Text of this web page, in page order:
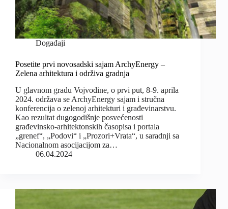
Događaji
Posetite prvi novosadski sajam ArchyEnergy –
Zelena arhitektura i održiva gradnja
U glavnom gradu Vojvodine, o prvi put, 8-9. aprila
2024. održava se ArchyEnergy sajam i stručna
konferencija o zelenoj arhitekturi i građevinarstvu.
Kao rezultat dugogodišnje posvećenosti
građevinsko-arhitektonskih časopisa i portala
„grenef“, „Podovi“ i „Prozori+Vrata“, u saradnji sa
Nacionalnom asocijacijom za…
06.04.2024